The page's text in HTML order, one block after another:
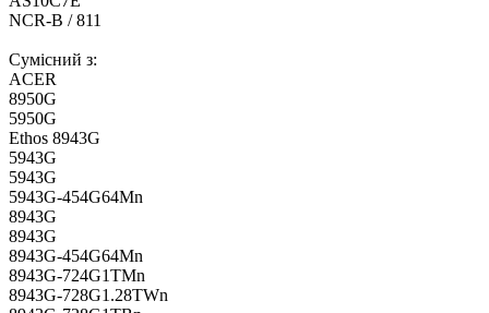
NCR-B / 811
Сумісний з:
ACER
8950G
5950G
Ethos 8943G
5943G
5943G
5943G-454G64Mn
8943G
8943G
8943G-454G64Mn
8943G-724G1TMn
8943G-728G1.28TWn